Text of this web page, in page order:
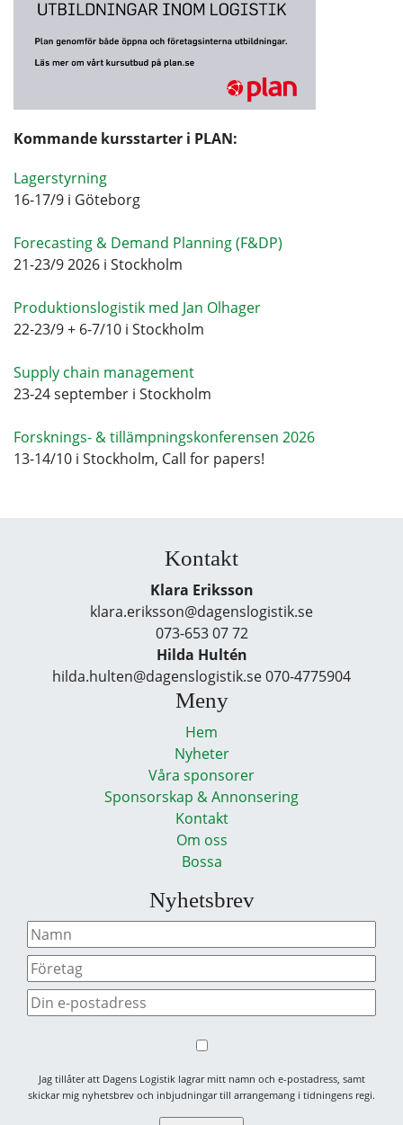
Kommande kursstarter i PLAN:
Lagerstyrning
16-17/9 i Göteborg
Forecasting & Demand Planning (F&DP)
21-23/9 2026 i Stockholm
Produktionslogistik med Jan Olhager
22-23/9 + 6-7/10 i Stockholm
Supply chain management
23-24 september i Stockholm
Forsknings- & tillämpningskonferensen 2026
13-14/10 i Stockholm, Call for papers!
Kontakt
Klara Eriksson
klara.eriksson@dagenslogistik.se
073-653 07 72
Hilda Hultén
hilda.hulten@dagenslogistik.se 070-4775904
Meny
Hem
Nyheter
Våra sponsorer
Sponsorskap & Annonsering
Kontakt
Om oss
Bossa
Nyhetsbrev
Jag tillåter att Dagens Logistik lagrar mitt namn och e-postadress, samt
skickar mig nyhetsbrev och inbjudningar till arrangemang i tidningens regi.